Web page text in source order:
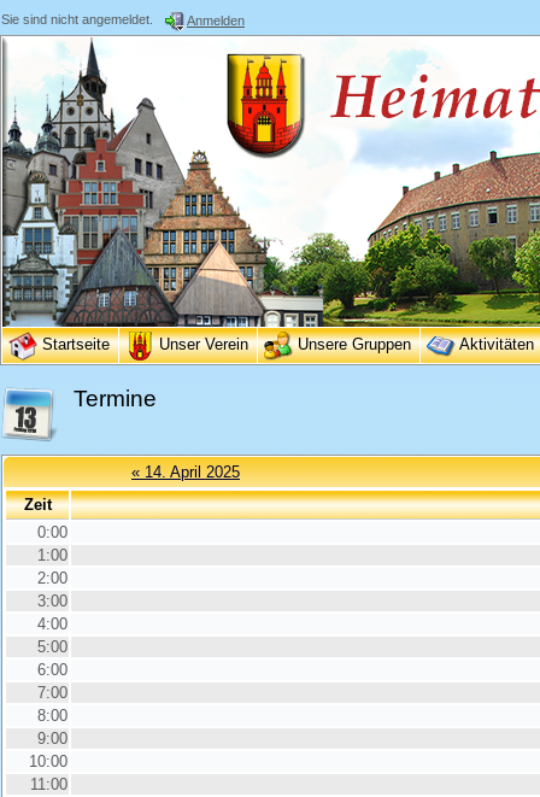
Sie sind nicht angemeldet. Anmelden
Startseite Unser Verein Unsere Gruppen Aktivitäten
Termine
« 14. April 2025
Zeit
0:00
1:00
2:00
3:00
4:00
5:00
6:00
7:00
8:00
9:00
10:00
11:00